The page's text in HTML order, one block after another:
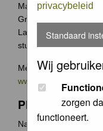
privacybeleid
Standaard
Wij
zorgen
functioneert.
Maak je je meeste
Groene Camera
Laat je mooiste foto's
stuur je foto's in voor
Meer weten over
www.groenecamera.nl
Naast de jaarlijkse